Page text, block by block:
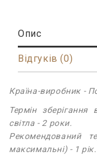
Опис
Відгуків (0)
Країна-виробник -
Термін зберігання
світла - 2 роки.
Рекомендований
максимальні) - 1 рік.